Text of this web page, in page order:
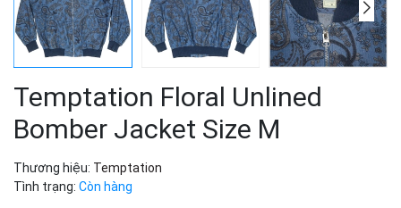
Temptation Floral Unlined
Bomber Jacket Size M
Thương hiệu: Temptation
Tình trạng: Còn hàng